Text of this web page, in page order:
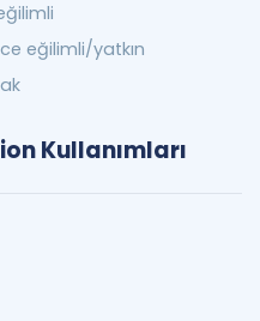
eğilimli/yatkın
Kullanımları